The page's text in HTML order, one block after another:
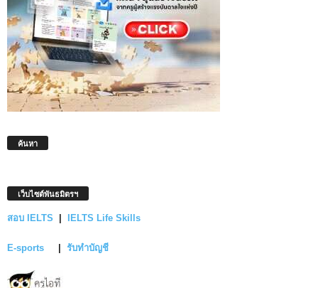
ค้นหา
เว็บไซต์พันธมิตรฯ
สอบ IELTS IELTS Life Skills
E-sports รับทำบัญชี